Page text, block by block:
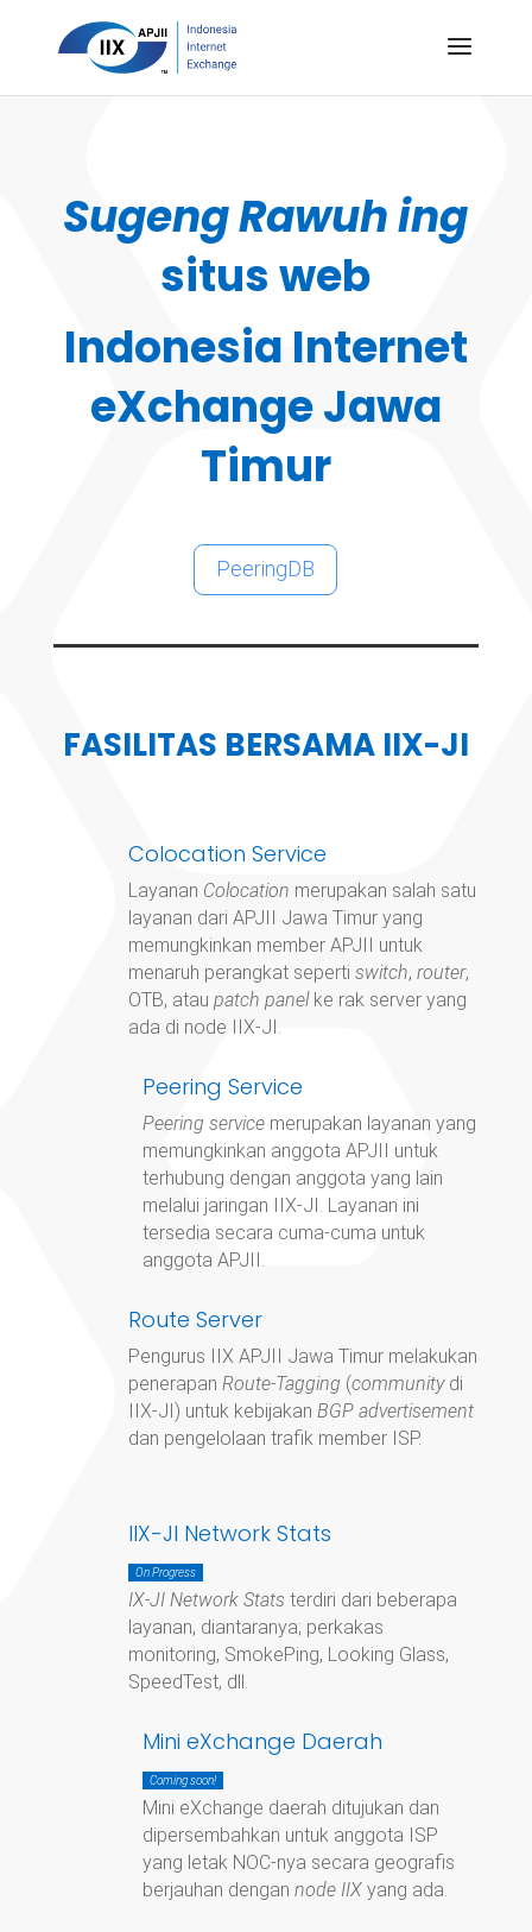
Sugeng Rawuh ing
situs web
Indonesia Internet
eXchange Jawa
Timur
PeeringDB
FASILITAS BERSAMA IIX-JI
Colocation Service
Layanan Colocation merupakan salah satu
layanan dari APJII Jawa Timur yang
memungkinkan member APJII untuk
menaruh perangkat seperti switch, router,
OTB, atau patch panelke rak server yang
ada di node IIX-JI.
Peering Service
Peering servicemerupakan layanan yang
memungkinkan anggota APJII untuk
terhubung dengan anggota yang lain
melalui jaringan IIX-JI. Layanan ini
tersedia secara cuma-cuma untuk
anggota APJII.
Route Server
Pengurus IIX APJII Jawa Timur melakukan
penerapan Route-Tagging (communitydi
IIX-JI) untuk kebijakan BGP advertisement
dan pengelolaan trafik member ISP.
IIX-JI Network Stats
On Progress
IX-JI Network Stats terdiri dari beberapa
layanan, diantaranya; perkakas
monitoring, SmokePing, Looking Glass,
SpeedTest, dll.
Mini eXchange Daerah
Coming soon!
Mini eXchange daerah ditujukan dan
dipersembahkan untuk anggota ISP
yang letak NOC-nya secara geografis
berjauhan dengan node IIXyang ada.